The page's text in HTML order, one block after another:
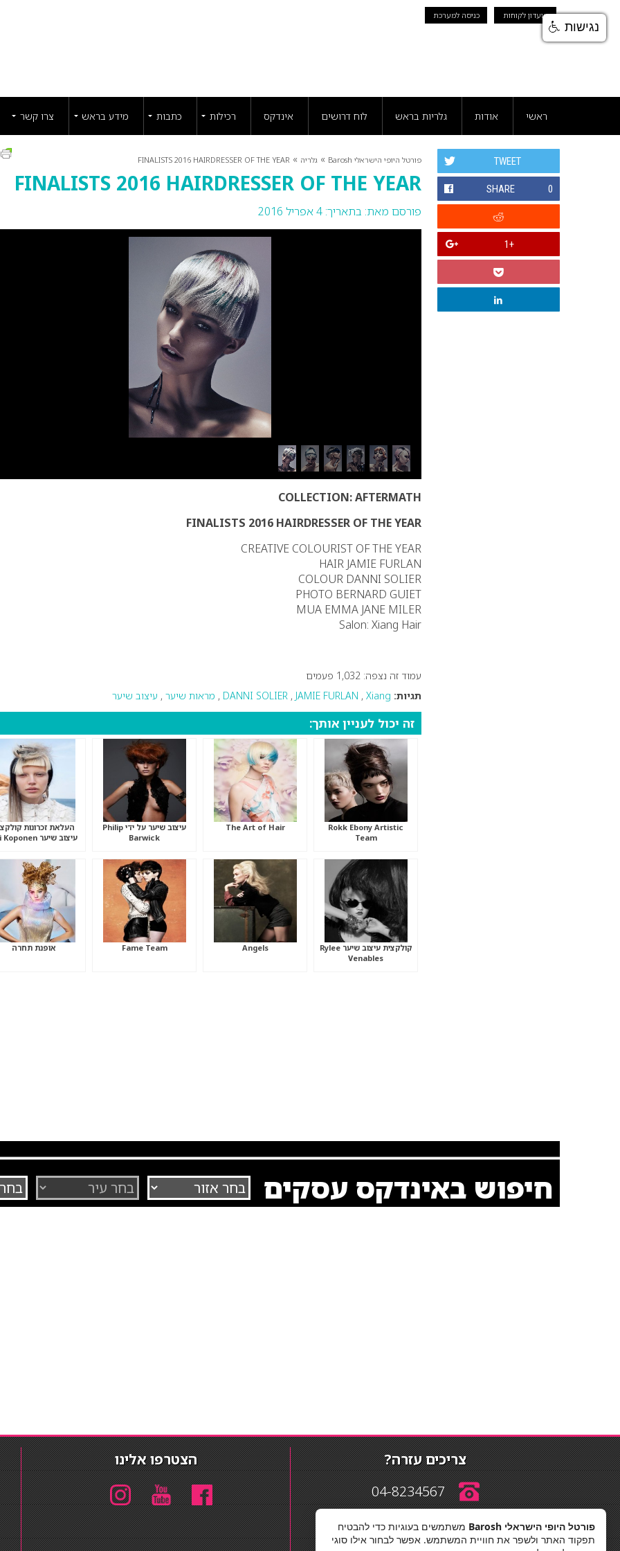
מועדון לקוחות כניסה למערכת
ראשי אודות גלריות בראש לוח דרושים אינדקס רכילות כתבות מידע בראש צרו קשר
פורטל היופי הישראלי Barosh » גלריה »
FINALISTS 2016 HAIRDRESSER OF THE YEAR
FINALISTS 2016 HAIRDRESSER OF THE YEAR
פורסם מאת: בתאריך: 4 אפריל 2016
TWEET
SHARE 0
+1
COLLECTION: AFTERMATH
FINALISTS 2016 HAIRDRESSER OF THE YEAR
CREATIVE COLOURIST OF THE YEAR
HAIR JAMIE FURLAN
COLOUR DANNI SOLIER
PHOTO BERNARD GUIET
MUA EMMA JANE MILER
Salon: Xiang Hair
עמוד זה נצפה: 1,032 פעמים
תגיות:
DANNI SOLIER , JAMIE FURLAN , Xiang
, מראות שיער , עיצוב שיער
זה יכול לעניין אותך:
Rokk Ebony Artistic
Team
The Art of Hair
עיצוב שיער על ידי Philip
Barwick
העלאת זכרונות
עיצוב שיער Ari Koponen
קולקצית עיצוב שיער Rylee
Venables
Angels
Fame Team אופנת תחרה
חיפוש באינדקס עסקים
צריכים עזרה?
04-8234567
info@barosh.co.il
הצטרפו אלינו
פורטל היופי הישראלי Barosh
משתמשים בעוגיות כדי להבטיח
תפקוד האתר ולשפר את חוויית המשתמש. אפשר לבחור אילו סוגי
נגישות